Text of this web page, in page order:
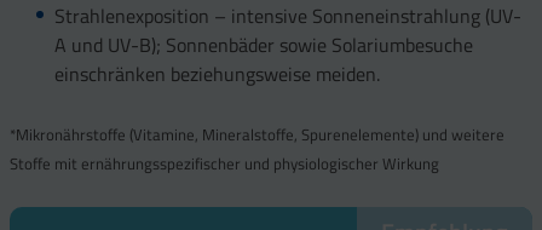
Strahlenexposition – intensive Sonneneinstrahlung (UV-
A und UV-B); Sonnenbäder sowie Solariumbesuche
einschränken beziehungsweise meiden.
*Mikronährstoffe (Vitamine, Mineralstoffe, Spurenelemente) und weitere
Stoffe mit ernährungsspezifischer und physiologischer Wirkung